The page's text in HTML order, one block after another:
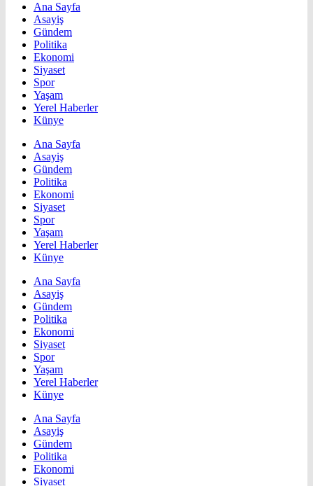
Ana Sayfa
Asayiş
Gündem
Politika
Ekonomi
Siyaset
Spor
Yaşam
Yerel Haberler
Künye
Ana Sayfa
Asayiş
Gündem
Politika
Ekonomi
Siyaset
Spor
Yaşam
Yerel Haberler
Künye
Ana Sayfa
Asayiş
Gündem
Politika
Ekonomi
Siyaset
Spor
Yaşam
Yerel Haberler
Künye
Ana Sayfa
Asayiş
Gündem
Politika
Ekonomi
Siyaset